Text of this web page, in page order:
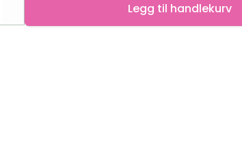
Legg til handlekurv